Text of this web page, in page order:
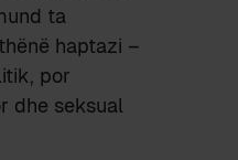
ta
haptazi –
por
dhe seksual